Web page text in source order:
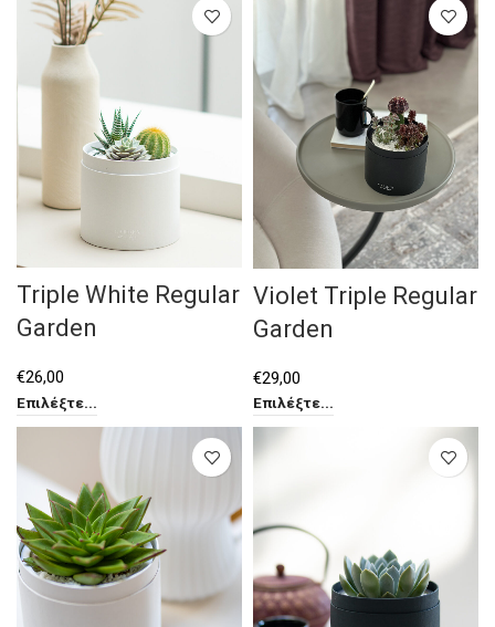
Triple White Regular
Garden
€26,00
Επιλέξτε...
Violet Triple Regular
Garden
€29,00
Επιλέξτε...